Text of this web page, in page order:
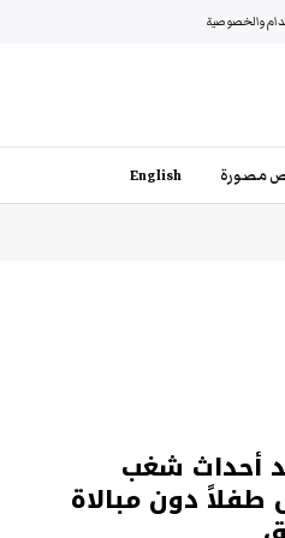
والخصوصية
مصورة English
أحداث شغب
دون مبالاة